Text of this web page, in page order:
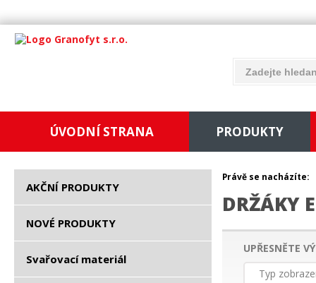
ÚVODNÍ STRANA PRODUKTY
AKČNÍ PRODUKTY
NOVÉ PRODUKTY
Svařovací materiál
Právě se nacházíte:
DRŽÁKY
UPŘESNĚTE
Typ